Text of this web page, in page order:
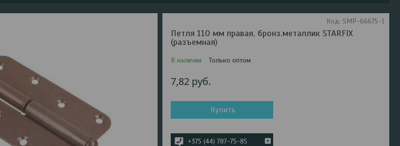
Петля 110 мм правая, бронз.металлик STARFIX
(разъемная)
В наличии Только оптом
Код: SMP-66675-1
7,82 руб.
Купить
+375 (44) 787-75-85